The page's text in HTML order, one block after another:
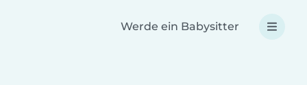
Werde ein Babysitter